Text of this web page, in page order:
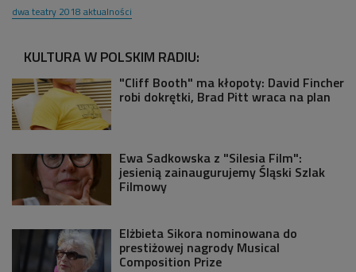
dwa teatry 2018 aktualności
KULTURA W POLSKIM RADIU:
"Cliff Booth" ma kłopoty: David Fincher
robi dokrętki, Brad Pitt wraca na plan
Ewa Sadkowska z "Silesia Film":
jesienią zainaugurujemy Śląski Szlak
Filmowy
Elżbieta Sikora nominowana do
prestiżowej nagrody Musical
Composition Prize